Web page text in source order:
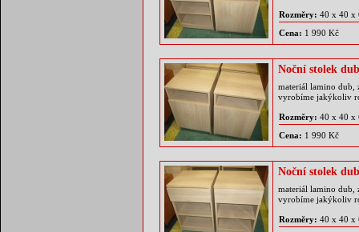
Rozměry: 40 x 40 x
Cena: 1 990 Kč
Noční stolek
materiál lamino dub,
vyrobíme jakýkoliv
Rozměry: 40 x 40 x
Cena: 1 990 Kč
Noční stolek
materiál lamino dub,
vyrobíme jakýkoliv
Rozměry: 40 x 40 x